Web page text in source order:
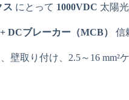
ス にとって 1000VDC 太陽
DCブレーカー（MCB） 信
壁取り付け、2.5～16 mm²